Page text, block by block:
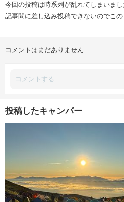
今回の投稿は時系列が乱れてしまいまし
記事間に差し込み投稿できないのでこの
コメントはまだありません
投稿したキャンパー